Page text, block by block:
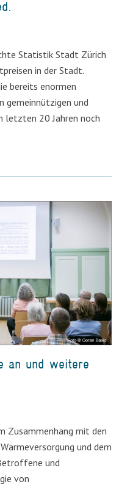
Statistik Stadt Zürich
in der Stadt.
bereits enormen
gemeinnützigen und
letzten 20 Jahren noch
an und weitere
Zusammenhang mit den
und dem
und
von